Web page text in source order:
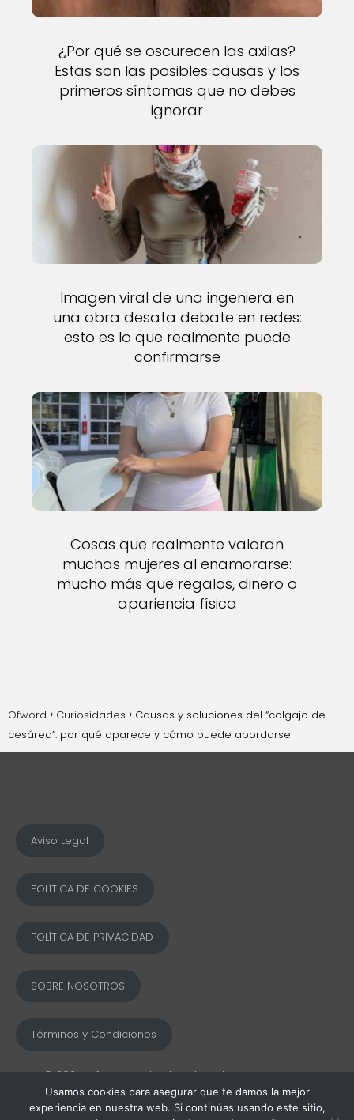
¿Por qué se oscurecen las axilas?
Estas son las posibles causas y los
primeros síntomas que no debes
ignorar
Imagen viral de una ingeniera en
una obra desata debate en redes:
esto es lo que realmente puede
confirmarse
Cosas que realmente valoran
muchas mujeres al enamorarse:
mucho más que regalos, dinero o
apariencia física
Ofword Curiosidades
Causas y soluciones del “colgajo de
cesárea”: por qué aparece y cómo puede abordarse
Aviso Legal
POLÍTICA DE COOKIES
POLÍTICA DE PRIVACIDAD
SOBRE NOSOTROS
Términos y Condiciones
© 2025 Ofword Todos los derechos reservados
Usamos cookies para asegurar que te damos la mejor
experiencia en nuestra web. Si continúas usando este sitio,